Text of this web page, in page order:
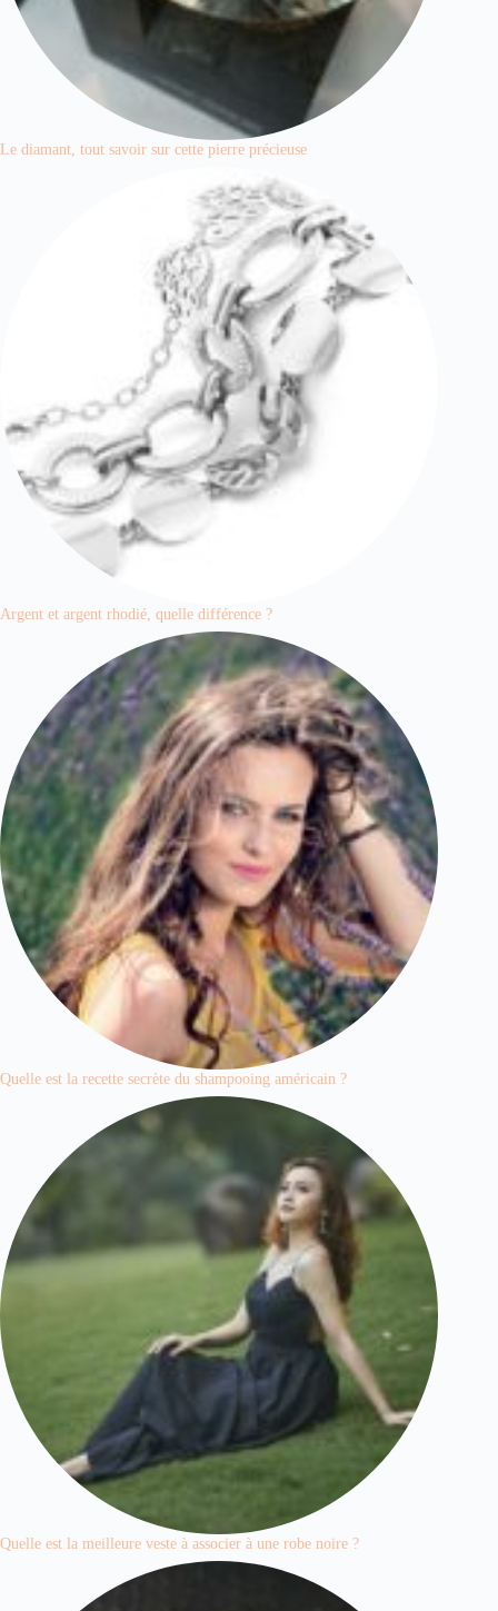
Le diamant, tout savoir sur cette pierre précieuse
Argent et argent rhodié, quelle différence ?
Quelle est la recette secrète du shampooing américain ?
Quelle est la meilleure veste à associer à une robe noire ?